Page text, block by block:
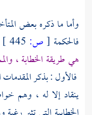
وأما ما ذكره بعض
فالحكمة [ص:
هي طريقة الخطابة ،
فالأول : بذكر المقدمات
ينقاد إلا له ، وهم